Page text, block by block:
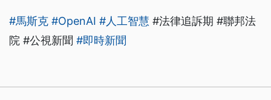
#馬斯克 #OpenAI #人工智慧 #法律追訴期 #聯邦法
院 #公視新聞 #即時新聞